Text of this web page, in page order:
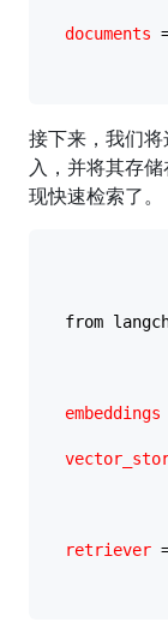
documents
接下来，我们
入，并将其存储
现快速检索了。
from
embeddings
retriever =